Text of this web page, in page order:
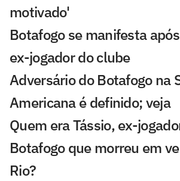
motivado'
Botafogo se manifesta
ex-jogador do clube
Adversário do Botafogo na
Americana é definido; veja
Quem era Tássio, ex-
Botafogo que morreu em
Rio?